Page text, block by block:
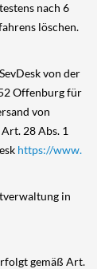
nach 6
löschen.
von der
Offenburg für
von
28 Abs. 1
https://www.
in
gemäß Art.